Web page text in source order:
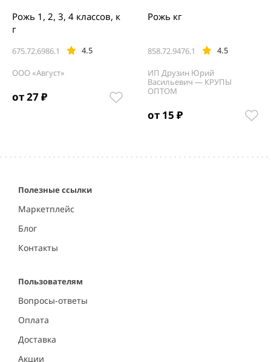
от 27 ₽
675.72.6986.1 4.5
Рожь 1, 2, 3, 4 классов, к
г
ООО «Август»
от 15 ₽
858.72.9476.1 4.5
Рожь кг
ИП Друзин Юрий
Васильевич — КРУПЫ
ОПТОМ
3
Полезные ссылки
Маркетплейс
Блог
Контакты
Пользователям
Вопросы-ответы
Оплата
Доставка
Акции